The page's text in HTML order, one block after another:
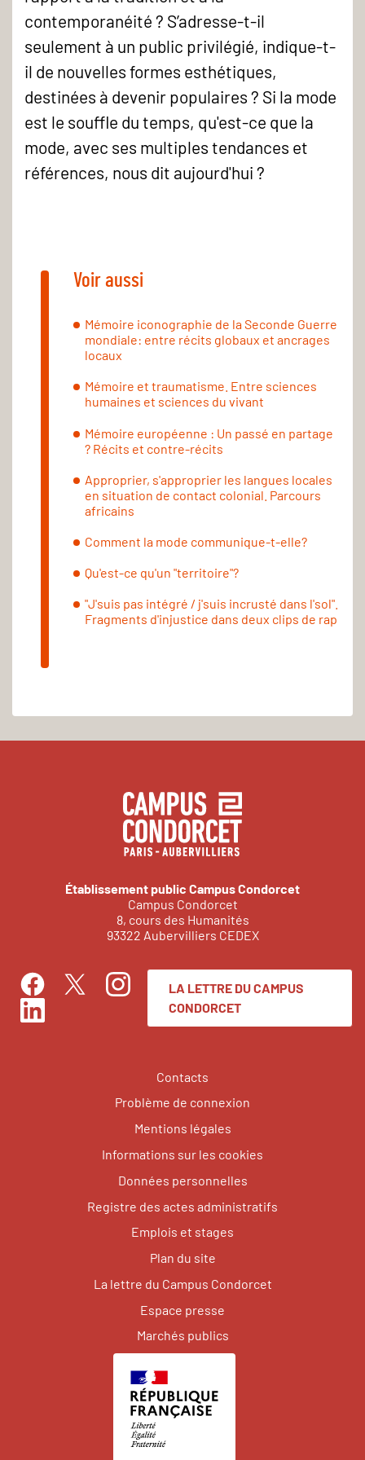
contemporanéité ? S’adresse-t-il
seulement à un public privilégié, indique-t-
il de nouvelles formes esthétiques,
destinées à devenir populaires ? Si la mode
est le souffle du temps, qu'est-ce que la
mode, avec ses multiples tendances et
références, nous dit aujourd'hui ?
Voir aussi
Mémoire iconographie de la Seconde Guerre
mondiale: entre récits globaux et ancrages
locaux
Mémoire et traumatisme. Entre sciences
humaines et sciences du vivant
Mémoire européenne : Un passé en partage
? Récits et contre-récits
Approprier, s'approprier les langues locales
en situation de contact colonial. Parcours
africains
Comment la mode communique-t-elle?
Qu'est-ce qu'un "territoire"?
"J'suis pas intégré / j'suis incrusté dans l'sol".
Fragments d'injustice dans deux clips de rap
Établissement public Campus Condorcet
Campus Condorcet
8, cours des Humanités
93322 Aubervilliers CEDEX
FacebookTwitterInstagram
LinkedIn
LA LETTRE DU CAMPUS
CONDORCET
Contacts
Problème de connexion
Mentions légales
Informations sur les cookies
Données personnelles
Registre des actes administratifs
Emplois et stages
Plan du site
La lettre du Campus Condorcet
Espace presse
Marchés publics